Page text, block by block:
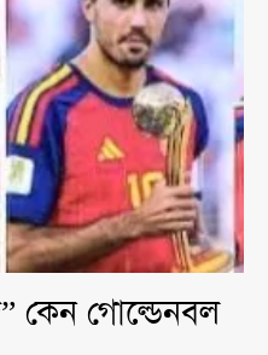
কেন গোল্ডেনবল